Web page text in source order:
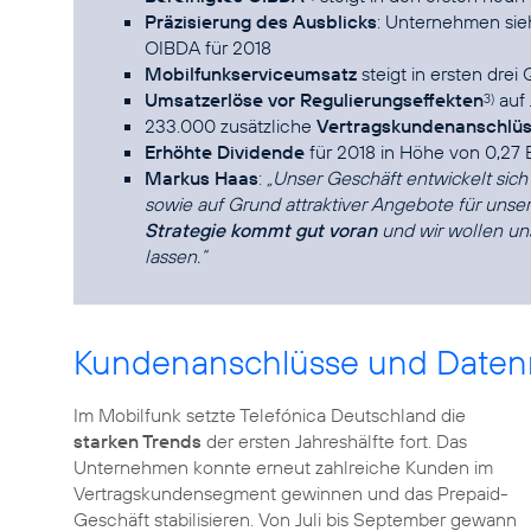
Präzisierung des Ausblicks: Unternehmen
OIBDA für 2018
Mobilfunkserviceumsatz steigt in ersten drei
Umsatzerlöse vor Regulierungseffekten3) auf
233.000 zusätzliche
Erhöhte Dividende für 2018 in Höhe von 0,27
Markus Haas: „Unser Geschäft entwickelt
sowie auf Grund attraktiver Angebote für
Strategie kommt gut voranund wir wollen
lassen.“
Kundenanschlüsse und
Im Mobilfunk setzte Telefónica Deutschland die
starken Trends der ersten Jahreshälfte fort. Das
Unternehmen konnte erneut zahlreiche Kunden im
Vertragskundensegment gewinnen und das Prepaid-
Geschäft stabilisieren. Von Juli bis September gewann